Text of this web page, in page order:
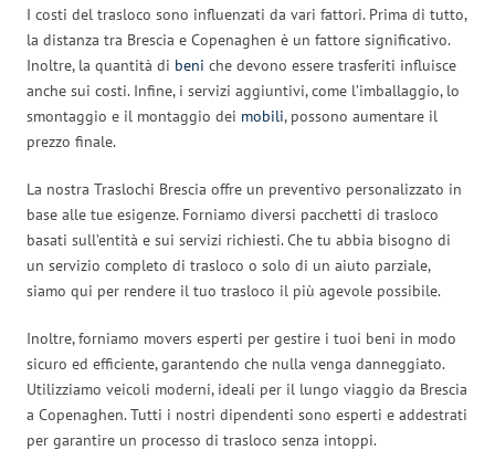
I costi del trasloco sono influenzati da vari fattori. Prima di tutto,
la distanza tra Brescia e Copenaghen è un fattore significativo.
Inoltre, la quantità di beni che devono essere trasferiti influisce
anche sui costi. Infine, i servizi aggiuntivi, come l’imballaggio, lo
smontaggio e il montaggio dei mobili, possono aumentare il
prezzo finale.
La nostra Traslochi Brescia offre un preventivo personalizzato in
base alle tue esigenze. Forniamo diversi pacchetti di trasloco
basati sull’entità e sui servizi richiesti. Che tu abbia bisogno di
un servizio completo di trasloco o solo di un aiuto parziale,
siamo qui per rendere il tuo trasloco il più agevole possibile.
Inoltre, forniamo movers esperti per gestire i tuoi beni in modo
sicuro ed efficiente, garantendo che nulla venga danneggiato.
Utilizziamo veicoli moderni, ideali per il lungo viaggio da Brescia
a Copenaghen. Tutti i nostri dipendenti sono esperti e addestrati
per garantire un processo di trasloco senza intoppi.